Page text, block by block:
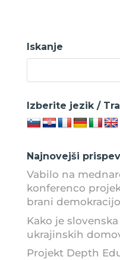
Iskanje
Izberite jezik /
Najnovejši
Vabilo na
konferenco
brani
Kako je
ukrajinskih
Projekt Depth